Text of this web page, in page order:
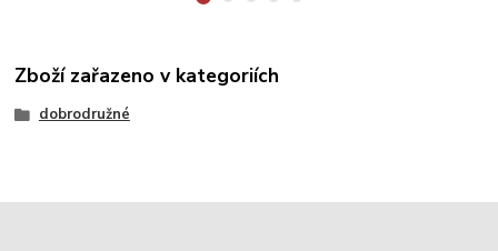
Zboží zařazeno v kategoriích
dobrodružné